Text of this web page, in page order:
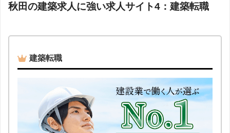
秋田の建築求人に強い求人サイト4：建築転職
建築転職